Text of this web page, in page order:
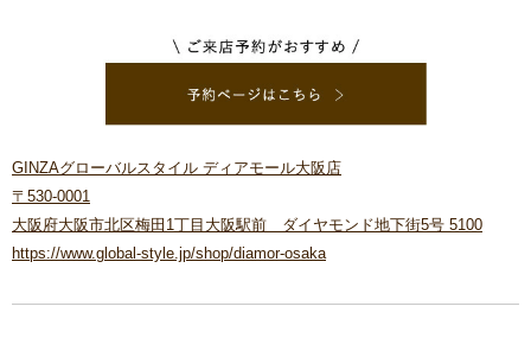
GINZAグローバルスタイル ディアモール大阪店
〒530-0001
大阪府大阪市北区梅田1丁目大阪駅前 ダイヤモンド地下街5号 5100
https://www.global-style.jp/shop/diamor-osaka